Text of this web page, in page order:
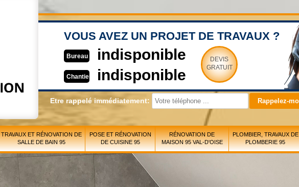
VOUS AVEZ UN PROJET DE TRAVAUX ?
Bureau indisponible
Chantier indisponible
DEVIS
GRATUIT
Etre rappelé immédiatement:
TRAVAUX ET RÉNOVATION DE
SALLE DE BAIN 95
POSE ET RÉNOVATION
DE CUISINE 95
RÉNOVATION DE
MAISON 95 VAL-D'OISE
PLOMBIER, TRAVAUX DE
PLOMBERIE 95